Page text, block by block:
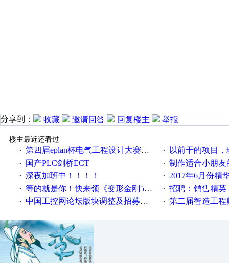
分享到： 收藏 邀请回答 回复楼主 举报
楼主最近还看过
· 第四届eplan杯电气工程设计大赛报名啦！！！ · 以前干的项目，现在不
· 国产PLC剑桥ECT · 制作适合小朋友
· 深夜加班中！！！！ · 2017年6月份精
· 等的就是你！快来领《变形金刚5》观影券 · 招聘：销售精英
· 中国工控网论坛版块调整及招募版主公告 · 第二届智造工程师节